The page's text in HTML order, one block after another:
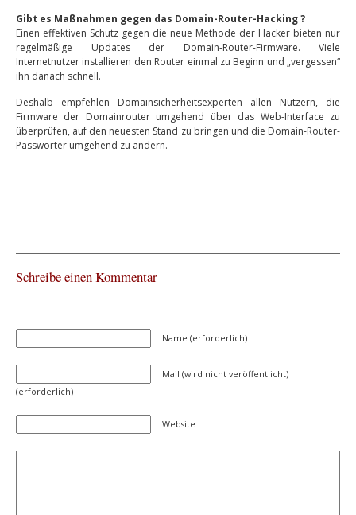
Gibt es Maßnahmen gegen das Domain-Router-Hacking ?
Einen effektiven Schutz gegen die neue Methode der Hacker bieten nur
regelmäßige Updates der Domain-Router-Firmware. Viele
Internetnutzer installieren den Router einmal zu Beginn und „vergessen“
ihn danach schnell.
Deshalb empfehlen Domainsicherheitsexperten allen Nutzern, die
Firmware der Domainrouter umgehend über das Web-Interface zu
überprüfen, auf den neuesten Stand zu bringen und die Domain-Router-
Passwörter umgehend zu ändern.
Schreibe einen Kommentar
Name (erforderlich)
Mail (wird nicht veröffentlicht)
(erforderlich)
Website